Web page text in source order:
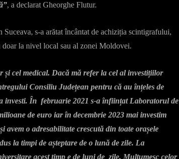
, a declarat Gheorghe Flutur.
s-a arătat încântat de achiziția scintigrafului,
doar la nivel local sau al zonei Moldovei.
cel medical. Dacă mă refer la cel al investițiilor
Consiliu Județean pentru că au înțeles de
investi. În februarie 2021 s-a înființat Laboratorul de
de euro iar în decembrie 2023 mai investim
avem o adresabilitate crescută din toate orașele
la timpi de așteptare de o lună de zile. La
acest timp e de luni de zile. Mulțumesc celor